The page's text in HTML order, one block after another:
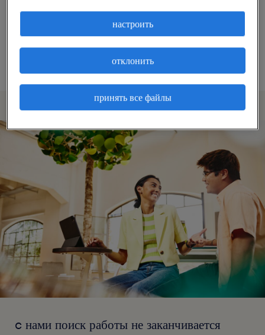
Измените название должности или ключевые
слова и проверьте, правильно ли они
написаны.
c нами поиск работы не заканчивается
принять все файлы
отклонить
настроить